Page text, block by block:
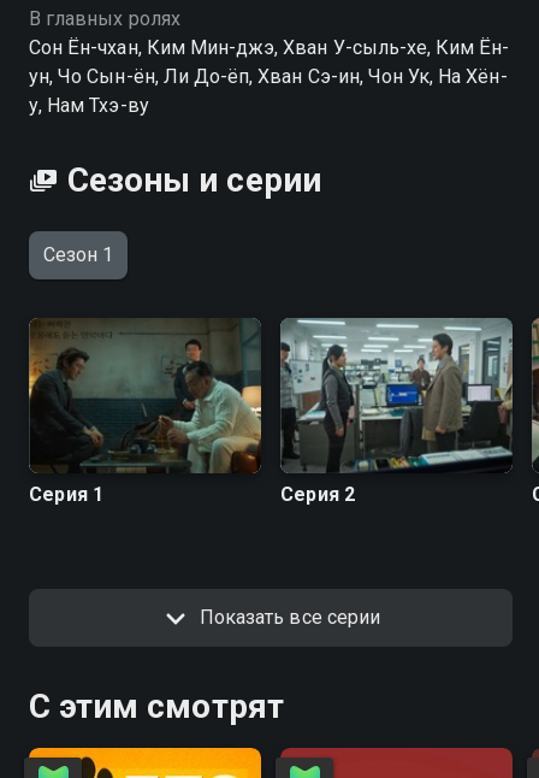
В главных ролях
Сон Ён-чхан, Ким Мин-джэ, Хван У-сыль-хе, Ким Ён-
ун, Чо Сын-ён, Ли До-ёп, Хван Сэ-ин, Чон Ук, На Хён-
у, Нам Тхэ-ву
Сезоны и серии
Сезон 1
Серия 1 Серия 2
Показать все серии
С этим смотрят